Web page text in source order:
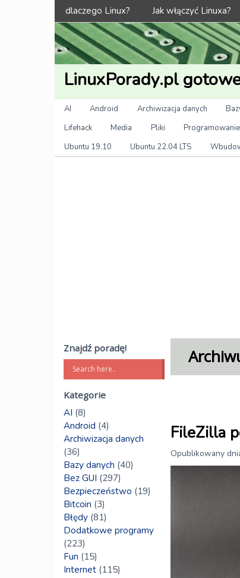
Menu
dlaczego Linux? Jak włączyć Linuxa?
LinuxPorady.pl
Kategorie
AI Android Archiwizacja danych
Lifehack
Media Pliki Programowanie
Ubuntu 19.10
Ubuntu 22.04 LTS
FileZilla
Opublikowany
Znajdź poradę!
Kategorie
AI (8)
Android (4)
Archiwizacja danych
(36)
Bazy danych (40)
Bez GUI (297)
Bezpieczeństwo (19)
Bitcoin (3)
Błędy (81)
Dodatkowe programy
(223)
Fun (15)
Internet (115)